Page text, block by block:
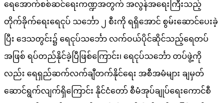
ရေအောက်စစ်ဆင်ရေးကဏ္ဍအတွက် အလွန်အရေးကြီးသည့်
တိုက်ခိုက်ရေးရေငုပ် သင်္ဘော ၂ စီးကို ရရှိအောင် စွမ်းဆောင်ပေးခဲ့
ပြီး ဒေသတွင်း၌ ရေငုပ်သင်္ဘော လက်ဝယ်ပိုင်ဆိုင်သည့်ရေတပ်
အဖြစ် ရပ်တည်နိုင်ခဲ့ပြီဖြစ်ကြောင်း၊ ရေငုပ်သင်္ဘော တပ်ဖွဲ့ကို
လည်း ရေရှည်ဆက်လက်ချီတက်နိုင်ရေး အစီအမံများ ချမှတ်
ဆောင်ရွက်လျက်ရှိကြောင်း နိုင်ငံတော် စီမံအုပ်ချုပ်ရေးကောင်စီ